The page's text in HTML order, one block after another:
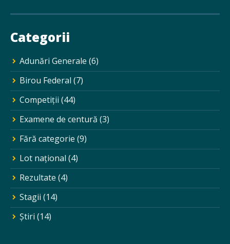
Categorii
Adunări Generale (6)
Birou Federal (7)
Competiții (44)
Examene de centură (3)
Fără categorie (9)
Lot național (4)
Rezultate (4)
Stagii (14)
Ştiri (14)